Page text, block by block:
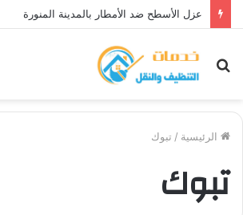
عزل الأسطح ضد حرارة الصيف بالمدينة المنورة
بحث
الرئيسية / تبوك
تبوك